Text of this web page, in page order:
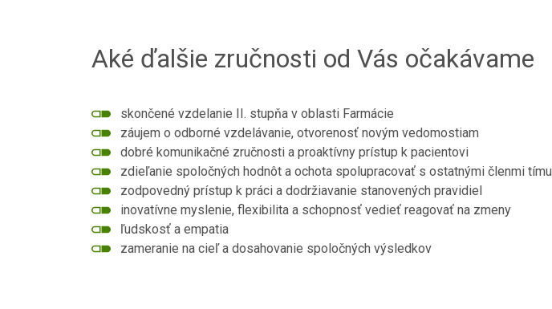
Aké ďalšie zručnosti od Vás očakávame
skončené vzdelanie II. stupňa v oblasti Farmácie
záujem o odborné vzdelávanie, otvorenosť novým vedomostiam
dobré komunikačné zručnosti a proaktívny prístup k pacientovi
zdieľanie spoločných hodnôt a ochota spolupracovať s ostatnými členmi tímu
zodpovedný prístup k práci a dodržiavanie stanovených pravidiel
inovatívne myslenie, flexibilita a schopnosť vedieť reagovať na zmeny
ľudskosť a empatia
zameranie na cieľ a dosahovanie spoločných výsledkov